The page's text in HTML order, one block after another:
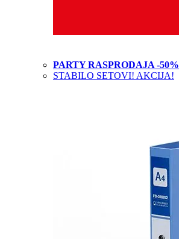
PARTY RASPRODAJA -50%
STABILO SETOVI! AKCIJA!